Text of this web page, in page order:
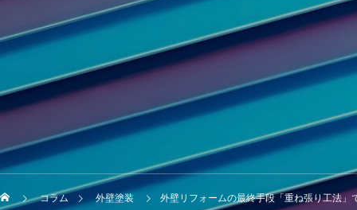
コラム 外壁塗装 外壁リフォームの最終手段「重ね張り工法